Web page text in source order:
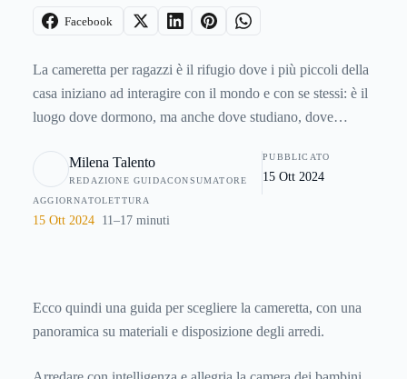
Facebook
La cameretta per ragazzi è il rifugio dove i più piccoli della
casa iniziano ad interagire con il mondo e con se stessi: è il
luogo dove dormono, ma anche dove studiano, dove
che la cameretta per ragazzi sia funzionale a ognuna di
queste attività, ma anche allegra e vivace perché si adatti al
Milena Talento
REDAZIONE GUIDACONSUMATORE
PUBBLICATO
15 Ott 2024
AGGIORNATO
15 Ott 2024
LETTURA
11–17 minuti
Ecco quindi una guida per scegliere la cameretta, con una
panoramica su materiali e disposizione degli arredi.